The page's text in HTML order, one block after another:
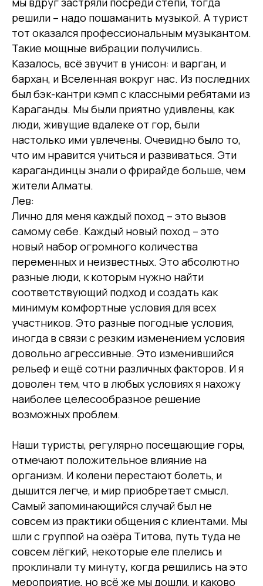
решили – надо пошаманить музыкой. А турист
тот оказался профессиональным музыкантом.
Такие мощные вибрации получились.
Казалось, всё звучит в унисон: и варган, и
бархан, и Вселенная вокруг нас. Из последних
был бэк-кантри кэмп с классными ребятами из
Караганды. Мы были приятно удивлены, как
люди, живущие вдалеке от гор, были
настолько ими увлечены. Очевидно было то,
что им нравится учиться и развиваться. Эти
карагандинцы знали о фрирайде больше, чем
жители Алматы.
Лев:
Лично для меня каждый поход – это вызов
самому себе. Каждый новый поход – это
новый набор огромного количества
переменных и неизвестных. Это абсолютно
разные люди, к которым нужно найти
соответствующий подход и создать как
минимум комфортные условия для всех
участников. Это разные погодные условия,
иногда в связи с резким изменением условия
довольно агрессивные. Это изменившийся
рельеф и ещё сотни различных факторов. И я
доволен тем, что в любых условиях я нахожу
наиболее целесообразное решение
возможных проблем.
Наши туристы, регулярно посещающие горы,
отмечают положительное влияние на
организм. И колени перестают болеть, и
дышится легче, и мир приобретает смысл.
Самый запоминающийся случай был не
совсем из практики общения с клиентами. Мы
шли с группой на озёра Титова, путь туда не
совсем лёгкий, некоторые еле плелись и
проклинали ту минуту, когда решились на это
мероприятие, но всё же мы дошли, и каково